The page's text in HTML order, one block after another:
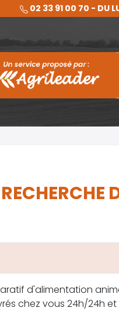
02 33 91 00 70 - DU
d'alimentation
chez vous 24h/24h